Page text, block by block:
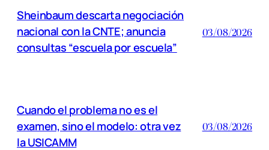
Sheinbaum descarta negociación
nacional con la CNTE; anuncia
consultas “escuela por escuela”
03/08/2026
Cuando el problema no es el
examen, sino el modelo: otra vez
la USICAMM
03/08/2026